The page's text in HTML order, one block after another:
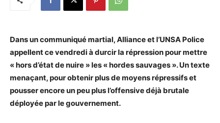
Dans un communiqué martial, Alliance et l’UNSA Police
appellent ce vendredi à durcir la répression pour mettre
« hors d’état de nuire » les « hordes sauvages ». Un texte
menaçant, pour obtenir plus de moyens répressifs et
pousser encore un peu plus l’offensive déjà brutale
déployée par le gouvernement.